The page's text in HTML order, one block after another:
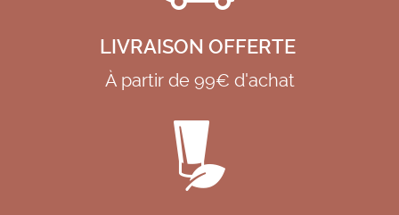
LIVRAISON OFFERTE
À partir de 99€ d'achat